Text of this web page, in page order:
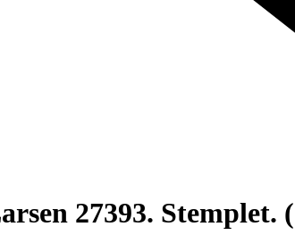
27393. Stemplet.